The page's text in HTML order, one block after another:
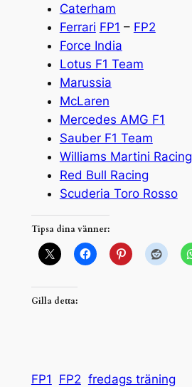
Caterham
Ferrari FP1 – FP2
Force India
Lotus F1 Team
Marussia
McLaren
Mercedes AMG F1
Sauber F1 Team
Williams Martini Racing
Red Bull Racing
Scuderia Toro Rosso
Tipsa dina vänner:
Gilla detta:
FP1 FP2 fredags träning